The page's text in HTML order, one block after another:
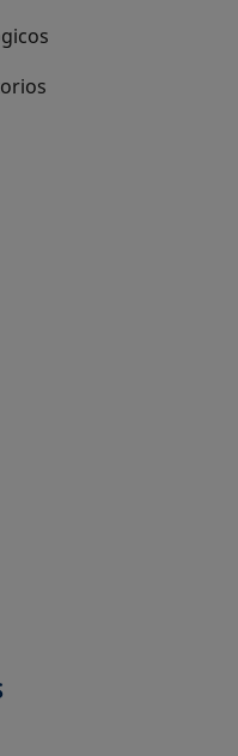
nueva
nueva
nueva
nueva
nueva